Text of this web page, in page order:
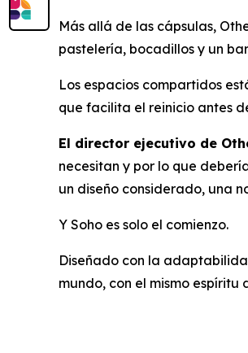
Más allá de las cápsulas,
pastelería, bocadillos y un
Los espacios compartidos
que facilita el reinicio antes
El director ejecutivo de
necesitan y por lo que
un diseño considerado, una
Y Soho es solo el comienzo.
Diseñado con la
mundo, con el mismo